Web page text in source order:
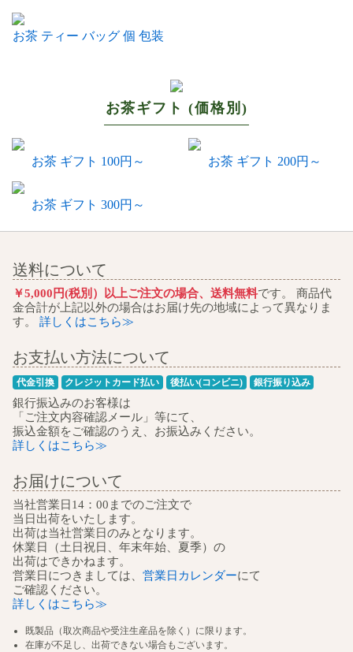
お茶 ティー バッグ 個 包装
お茶ギフト (価格別)
お茶 ギフト 100円～ お茶 ギフト 200円～
お茶 ギフト 300円～
送料について
￥5,000円(税別）以上ご注文の場合、送料無料です。 商品代
金合計が上記以外の場合はお届け先の地域によって異なりま
す。
詳しくはこちら≫
お支払い方法について
代金引換 クレジットカード払い 後払い(コンビニ) 銀行振り込み
銀行振込みのお客様は
「ご注文内容確認メール」等にて、
振込金額をご確認のうえ、お振込みください。
詳しくはこちら≫
お届けについて
当社営業日14：00までのご注文で
当日出荷をいたします。
出荷は当社営業日のみとなります。
休業日（土日祝日、年末年始、夏季）の
出荷はできかねます。
営業日につきましては、 営業日カレンダーにて
ご確認ください。
詳しくはこちら≫
既製品（取次商品や受注生産品を除く）に限ります。
在庫が不足し、出荷できない場合もございます。